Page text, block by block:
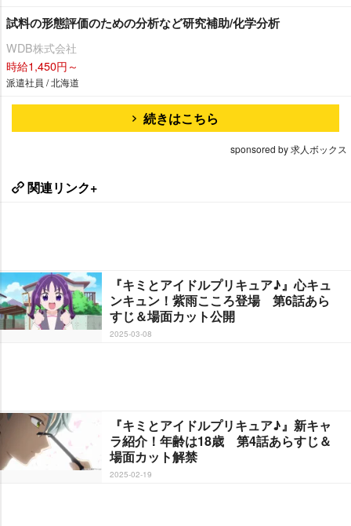
試料の形態評価のための分析など研究補助/化学分析
WDB株式会社
時給1,450円～
派遣社員 / 北海道
続きはこちら
sponsored by 求人ボックス
関連リンク+
『キミとアイドルプリキュア♪』心キュ
ンキュン！紫雨こころ登場 第6話あら
すじ＆場面カット公開
2025-03-08
『キミとアイドルプリキュア♪』新キャ
ラ紹介！年齢は18歳 第4話あらすじ＆
場面カット解禁
2025-02-19